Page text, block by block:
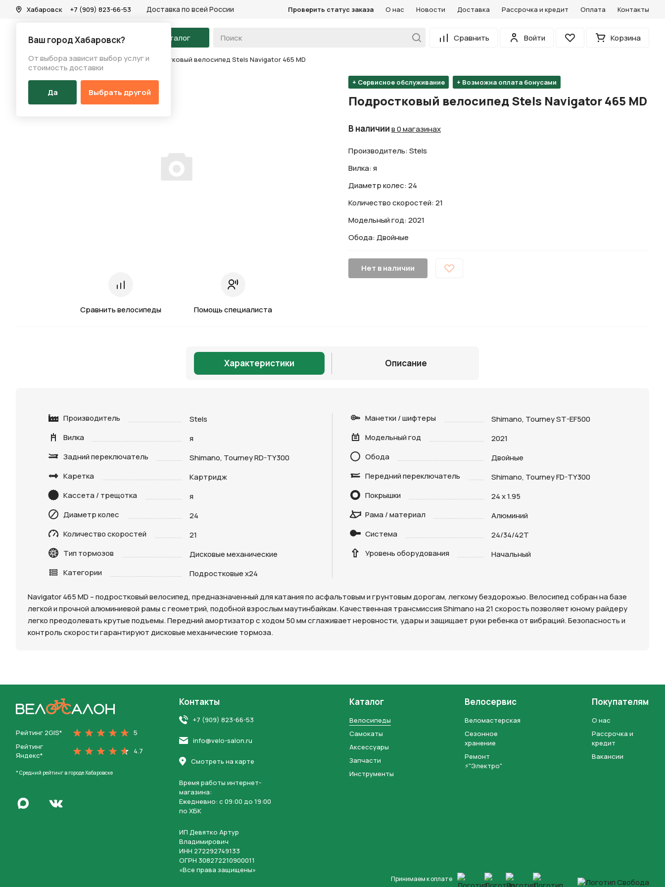
Хабаровск
Ваш город Хабаровск?
От выбора зависит выбор услуг и
стоимость доставки
Да Выбрать другой
+7 (909) 823-66-53 Доставка по всей России Проверить статус заказа О нас Новости Доставка Рассрочка и кредит Оплата Контакты
На главную Каталог Сравнить
Войти
Избранное Корзина
Каталог/Велосипеды/Велосипеды/Подростковый велосипед Stels Navigator 465 MD
Сравнить велосипеды Помощь специалиста
+ Сервисное обслуживание + Возможна оплата бонусами
Подростковый велосипед Stels Navigator 465 MD
В наличиив 0 магазинах
Производитель: Stels
Вилка: я
Диаметр колес: 24
Количество скоростей: 21
Модельный год: 2021
Обода: Двойные
Нет в наличии
Характеристики Описание
Производитель
Stels
Вилка
я
Задний переключатель
Shimano, Tourney RD-TY300
Каретка
Картридж
Кассета / трещотка
я
Диаметр колес
24
Количество скоростей
21
Тип тормозов
Дисковые механические
Категории
Подростковые х24
Манетки / шифтеры
Shimano, Tourney ST-EF500
Модельный год
2021
Обода
Двойные
Передний переключатель
Shimano, Tourney FD-TY300
Покрышки
24 x 1.95
Рама / материал
Алюминий
Система
24/34/42T
Уровень оборудования
Начальный
Navigator 465 MD – подростковый велосипед, предназначенный для катания по асфальтовым и грунтовым дорогам, легкому бездорожью. Велосипед собран на базе
легкой и прочной алюминиевой рамы с геометрий, подобной взрослым маутинбайкам. Качественная трансмиссия Shimano на 21 скорость позволяет юному райдеру
легко преодолевать крутые подъемы. Передний амортизатор с ходом 50 мм сглаживает неровности, удары и защищает руки ребенка от вибраций. Безопасность и
контроль скорости гарантируют дисковые механические тормоза.
Рейтинг 2GIS*
5
Рейтинг
Яндекс*
4.7
* Средний рейтинг в городе Хабаровске
Написать в MaxПерейти во Вконтакте
Контакты
+7 (909) 823-66-53
info@velo-salon.ru
Смотреть на карте
Время работы интернет-
магазина:
Ежедневно: c 09:00 до 19:00
по ХБК
ИП Девятко Артур
Владимирович
ИНН 272292749133
ОГРН 308272210900011
«Все права защищены»
Каталог
Велосипеды
Самокаты
Аксессуары
Запчасти
Инструменты
Велосервис
Веломастерская
Сезонное
хранение
Ремонт
⚡"Электро"
Покупателям
О нас
Рассрочка и
кредит
Вакансии
Принимаем к оплате
Отправить
Нажимая на кнопку “Отправить заявку”, вы даетесогласие на обработку